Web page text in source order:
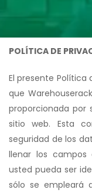
POLÍTICA DE
El presente Política
que
proporcionada por
sitio web. Esta
seguridad de los
llenar los
usted pueda ser
sólo se empleará